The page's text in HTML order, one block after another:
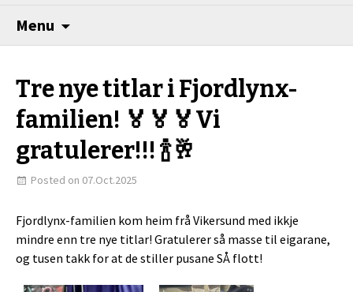
Menu
Tre nye titlar i Fjordlynx-
familien! 🏅🏅🏅Vi
gratulerer!!! 🍾🥂
Posted on 07.Oct.2025
Fjordlynx-familien kom heim frå Vikersund med ikkje
mindre enn tre nye titlar! Gratulerer så masse til eigarane,
og tusen takk for at de stiller pusane SÅ flott!